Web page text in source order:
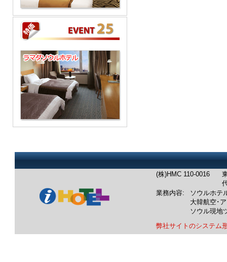
(株)HMC 110-0016
業務内容:
ソウルホテ
大韓航空･
ソウル現地
弊社サイトのシステム